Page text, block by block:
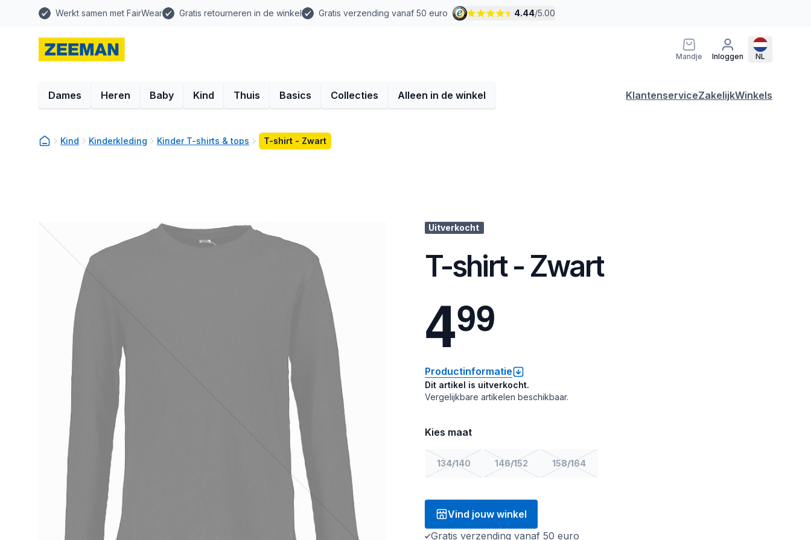
Werkt samen met FairWear Gratis retourneren in de winkel Gratis verzending vanaf 50 euro 4.44/5.00
Mandje Inloggen NL
Dames Heren Baby Kind Thuis Basics Collecties Alleen in de winkel KlantenserviceZakelijkWinkels
Kind Kinderkleding Kinder T-shirts & tops T-shirt - Zwart
Uitverkocht
T-shirt - Zwart
499
Productinformatie
Dit artikel is uitverkocht.
Vergelijkbare artikelen beschikbaar.
Kies maat
134/140 146/152 158/164
Vind jouw winkel
Gratis verzending vanaf 50 euro